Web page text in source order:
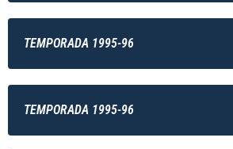
TEMPORADA 1995-96
TEMPORADA 1995-96